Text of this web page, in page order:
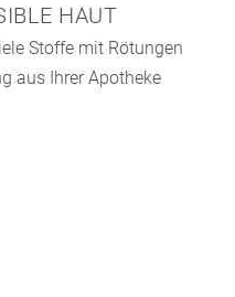
HAUT
Stoffe mit Rötungen
aus Ihrer Apotheke